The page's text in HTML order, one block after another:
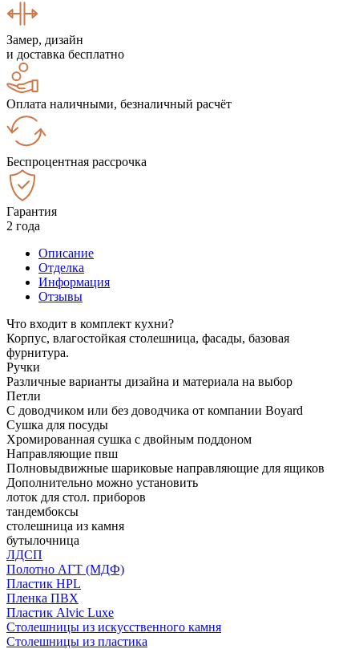
Замер, дизайн
и доставка бесплатно
Оплата наличными, безналичный расчёт
Беспроцентная рассрочка
Гарантия
2 года
Описание
Отделка
Информация
Отзывы
Что входит в комплект кухни?
Корпус, влагостойкая столешница, фасады, базовая
фурнитура.
Ручки
Различные варианты дизайна и материала на выбор
Петли
С доводчиком или без доводчика от компании Boyard
Сушка для посуды
Хромированная сушка с двойным поддоном
Направляющие пвш
Полновыдвижные шариковые направляющие для ящиков
Дополнительно можно установить
лоток для стол. приборов
тандембоксы
столешница из камня
бутылочница
ЛДСП
Полотно АГТ (МДФ)
Пластик HPL
Пленка ПВХ
Пластик Alvic Luxe
Столешницы из искусственного камня
Столешницы из пластика